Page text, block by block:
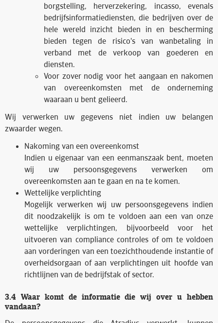
borgstelling, herverzekering, incasso, evenals
bedrijfsinformatiediensten, die bedrijven over de
hele wereld inzicht bieden in en bescherming
bieden tegen de risico's van wanbetaling in
verband met de verkoop van goederen en
diensten.
Voor zover nodig voor het aangaan en nakomen
van overeenkomsten met de onderneming
waaraan u bent gelieerd.
Wij verwerken uw gegevens niet indien uw belangen
zwaarder wegen.
Nakoming van een overeenkomst
Indien u eigenaar van een eenmanszaak bent, moeten
wij uw persoonsgegevens verwerken om
overeenkomsten aan te gaan en na te komen.
Wettelijke verplichting
Mogelijk verwerken wij uw persoonsgegevens indien
dit noodzakelijk is om te voldoen aan een van onze
wettelijke verplichtingen, bijvoorbeeld voor het
uitvoeren van compliance controles of om te voldoen
aan vorderingen van een toezichthoudende instantie of
overheidsorgaan of aan verplichtingen uit hoofde van
richtlijnen van de bedrijfstak of sector.
3.4 Waar komt de informatie die wij over u hebben
vandaan?